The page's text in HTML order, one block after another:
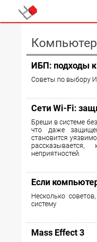
ИБП: подходы
Советы по выбору
Сети Wi-Fi:
Бреши в системе
что даже
становится
неприятностей.
Если
Несколько
систему
Mass Effect 3